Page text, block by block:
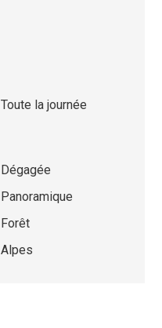
Toute la journée
Dégagée
Panoramique
Forêt
Alpes